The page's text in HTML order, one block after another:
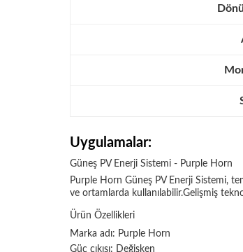
Uygulamalar:
Güneş PV Enerji Sistemi - Purple Horn
Purple Horn Güneş PV Enerji Sistemi,
ve ortamlarda kullanılabilir.Gelişmiş
Ürün Özellikleri
Marka adı: Purple Horn
Güç çıkışı: Değişken